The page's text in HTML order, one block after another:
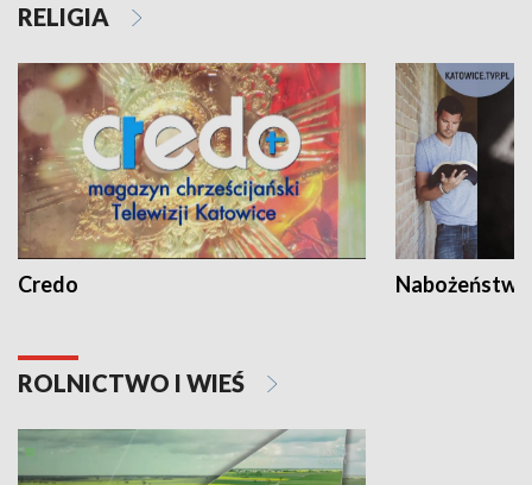
RELIGIA
Credo
ROLNICTWO I WIEŚ